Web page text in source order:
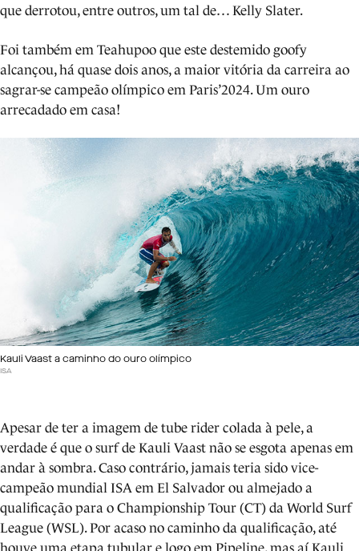
que derrotou, entre outros, um tal de… Kelly Slater.
Foi também em Teahupoo que este destemido goofy
alcançou, há quase dois anos, a maior vitória da carreira ao
sagrar-se campeão olímpico em Paris’2024. Um ouro
arrecadado em casa!
Kauli Vaast a caminho do ouro olímpico
ISA
Apesar de ter a imagem de tube rider colada à pele, a
verdade é que o surf de Kauli Vaast não se esgota apenas em
andar à sombra. Caso contrário, jamais teria sido vice-
campeão mundial ISA em El Salvador ou almejado a
qualificação para o Championship Tour (CT) da World Surf
League (WSL). Por acaso no caminho da qualificação, até